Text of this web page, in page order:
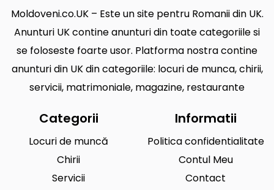
Moldoveni.co.UK – Este un site pentru Romanii din UK.
Anunturi UK contine anunturi din toate categoriile si
se foloseste foarte usor. Platforma nostra contine
anunturi din UK din categoriile: locuri de munca, chirii,
servicii, matrimoniale, magazine, restaurante
Categorii
Locuri de muncă
Chirii
Servicii
Informatii
Politica confidentialitate
Contul Meu
Contact